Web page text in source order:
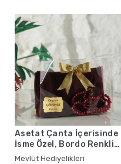
Asetat Çanta İçerisinde
İsme Özel, Bordo Renkli
Eşarp, Tesbih Seti
Mevlüt Hediyelikleri